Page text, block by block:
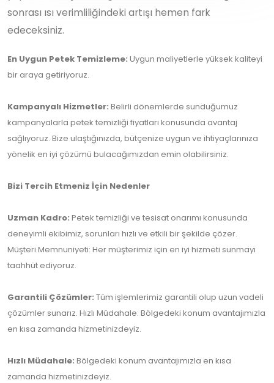
sonrası ısı verimliliğindeki artışı hemen fark
edeceksiniz.
En Uygun Petek Temizleme: Uygun maliyetlerle yüksek kaliteyi
bir araya getiriyoruz.
Kampanyalı Hizmetler: Belirli dönemlerde sunduğumuz
kampanyalarla petek temizliği fiyatları konusunda avantaj
sağlıyoruz. Bize ulaştığınızda, bütçenize uygun ve ihtiyaçlarınıza
yönelik en iyi çözümü bulacağımızdan emin olabilirsiniz.
Bizi Tercih Etmeniz İçin Nedenler
Uzman Kadro: Petek temizliği ve tesisat onarımı konusunda
deneyimli ekibimiz, sorunları hızlı ve etkili bir şekilde çözer.
Müşteri Memnuniyeti: Her müşterimiz için en iyi hizmeti sunmayı
taahhüt ediyoruz.
Garantili Çözümler: Tüm işlemlerimiz garantili olup uzun vadeli
çözümler sunarız. Hızlı Müdahale: Bölgedeki konum avantajımızla
en kısa zamanda hizmetinizdeyiz.
Hızlı Müdahale: Bölgedeki konum avantajımızla en kısa
zamanda hizmetinizdeyiz.